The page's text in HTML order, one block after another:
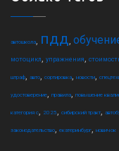
автошкола, пдд,
мотоцикл, упражнения,
штраф, авто, сортировка, новости,
удостоверение, правила, повышение
категория c, 2025, сибирский тракт,
законодательство, екатеринбург, новичок